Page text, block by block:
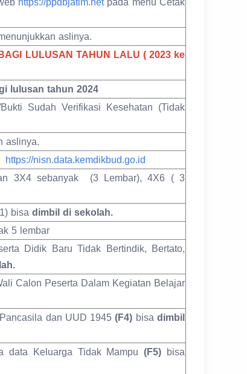
https://ppdbjatim.netpada menu Cetak
aslinya.
BAGI LULUSAN TAHUN LALU ( 2023 ke
lulusan tahun 2024
Sudah Verifikasi Kesehatan (Tidak
aslinya.
https://nisn.data.kemdikbud.go.id
3X4 sebanyak (3 Lembar), 4X6 ( 3
bisa dimbil di sekolah.
5 lembar
Didik Baru Tidak Bertindik, Bertato,
Calon Peserta Dalam Kegiatan Belajar
dan UUD 1945(F4) bisadimbil
data Keluarga Tidak Mampu(F5) bisa